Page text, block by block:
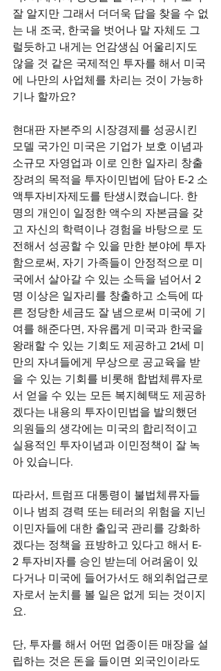
잘 알지만 그래서 더더욱 답을 찾을 수 없
는 내 조국, 한국을 벗어나 말 자체도 그
럴듯하고 내게는 언감생심 어울리지도
않을 것 같은 국제적인 투자를 해서 미국
에 나만의 사업체를 차리는 것이 가능하
기나 할까요?
현대판 자본주의 시장경제를 성공시킨
모델 국가인 미국은 기업가 보호 이념과
소규모 자영업과 이로 인한 일자리 창출
장려의 목적을 투자이민법에 담아 E-2 소
액투자비자제도를 탄생시켰습니다. 한
명의 개인이 일정한 액수의 자본금을 갖
고 자신의 학력이나 경험을 바탕으로 도
전해서 성공할 수 있을 만한 분야에 투자
함으로써, 자기 가족들이 안정적으로 미
국에서 살아갈 수 있는 소득을 넘어서 2
명 이상은 일자리를 창출하고 소득에 따
른 정당한 세금도 잘 냄으로써 미국에 기
여를 해준다면, 자유롭게 미국과 한국을
왕래할 수 있는 기회도 제공하고 21세 미
만의 자녀들에게 무상으로 공교육을 받
을 수 있는 기회를 비롯해 합법체류자로
서 얻을 수 있는 모든 복지혜택도 제공하
겠다는 내용의 투자이민법을 발의했던
의원들의 생각에는 미국의 합리적이고
실용적인 투자이념과 이민정책이 잘 녹
아 있습니다.
따라서, 트럼프 대통령이 불법체류자들
이나 범죄 경력 또는 테러의 위험을 지닌
이민자들에 대한 출입국 관리를 강화하
겠다는 정책을 표방하고 있다고 해서 E-
2 투자비자를 승인 받는데 어려움이 있
다거나 미국에 들어가서도 해외취업근로
자로서 눈치를 볼 일은 없게 되는 것이지
요.
단, 투자를 해서 어떤 업종이든 매장을 설
립하는 것은 돈을 들이면 외국인이라도